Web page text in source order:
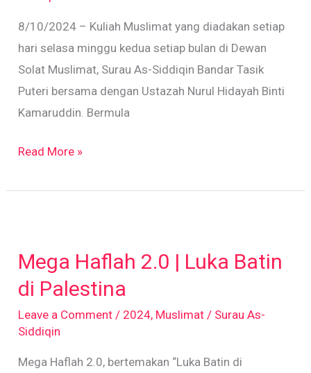
8/10/2024 – Kuliah Muslimat yang diadakan setiap
hari selasa minggu kedua setiap bulan di Dewan
Solat Muslimat, Surau As-Siddiqin Bandar Tasik
Puteri bersama dengan Ustazah Nurul Hidayah Binti
Kamaruddin. Bermula
Read More »
Mega Haflah 2.0 | Luka Batin
di Palestina
Leave a Comment / 2024, Muslimat / Surau As-
Siddiqin
Mega Haflah 2.0, bertemakan “Luka Batin di
2.0
|
Batin
Palestina